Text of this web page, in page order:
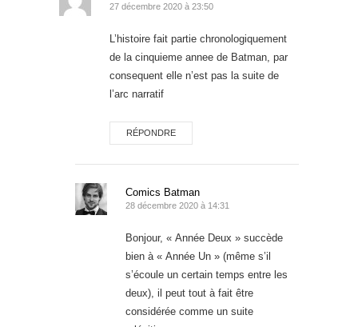
27 décembre 2020 à 23:50
L’histoire fait partie chronologiquement
de la cinquieme annee de Batman, par
consequent elle n’est pas la suite de
l’arc narratif
RÉPONDRE
Comics Batman
28 décembre 2020 à 14:31
Bonjour, « Année Deux » succède
bien à « Année Un » (même s’il
s’écoule un certain temps entre les
deux), il peut tout à fait être
considérée comme un suite